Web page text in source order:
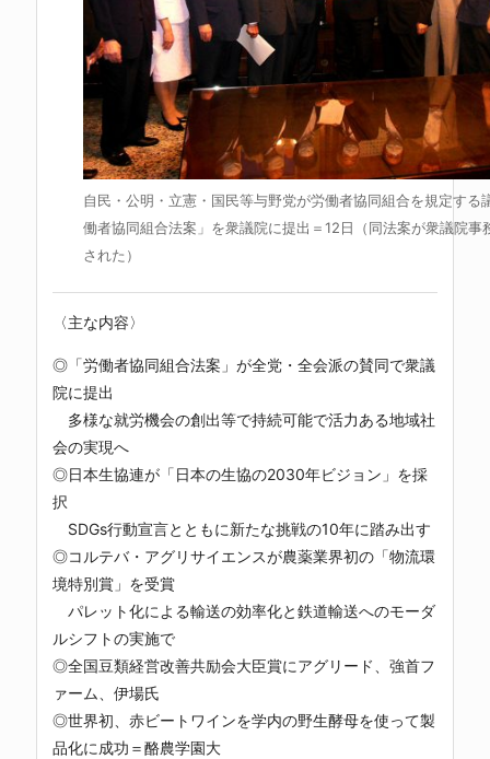
自民・公明・立憲・国民等与野党が労働者協同組合を規定する
働者協同組合法案」を衆議院に提出＝12日（同法案が衆議院事
された）
〈主な内容〉
◎「労働者協同組合法案」が全党・全会派の賛同で衆議
院に提出
多様な就労機会の創出等で持続可能で活力ある地域社
会の実現へ
◎日本生協連が「日本の生協の2030年ビジョン」を採
択
SDGs行動宣言とともに新たな挑戦の10年に踏み出す
◎コルテバ・アグリサイエンスが農薬業界初の「物流環
境特別賞」を受賞
パレット化による輸送の効率化と鉄道輸送へのモーダ
ルシフトの実施で
◎全国豆類経営改善共励会大臣賞にアグリード、強首フ
ァーム、伊場氏
◎世界初、赤ビートワインを学内の野生酵母を使って製
品化に成功＝酪農学園大